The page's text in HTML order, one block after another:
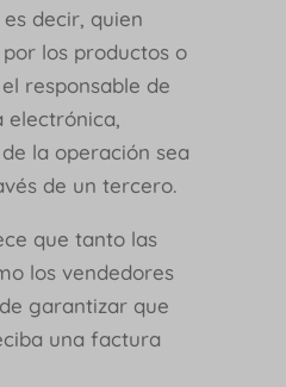
decir, quien
los productos o
responsable de
la operación sea
de un tercero.
que tanto las
los vendedores
garantizar que
una factura